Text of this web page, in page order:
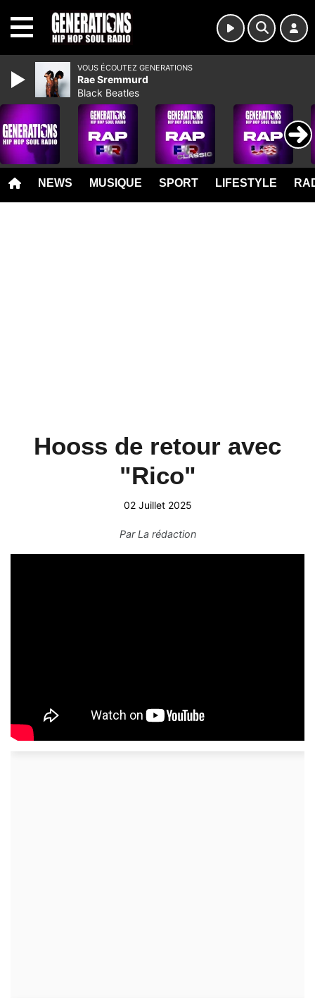
NEWS MUSIQUE SPORT LIFESTYLE
Hooss de retour avec
"Rico"
02 Juillet 2025
ParLa rédaction
VOUS ÉCOUTEZ GENERATIONS
Rae Sremmurd
Black Beatles